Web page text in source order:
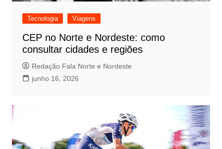
Tecnologia Viagens
CEP no Norte e Nordeste: como
consultar cidades e regiões
Redação Fala Norte e Nordeste
junho 16, 2026